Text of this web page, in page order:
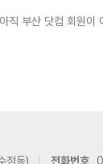
아직 부산 닷컴 회원이
정동) 전화번호